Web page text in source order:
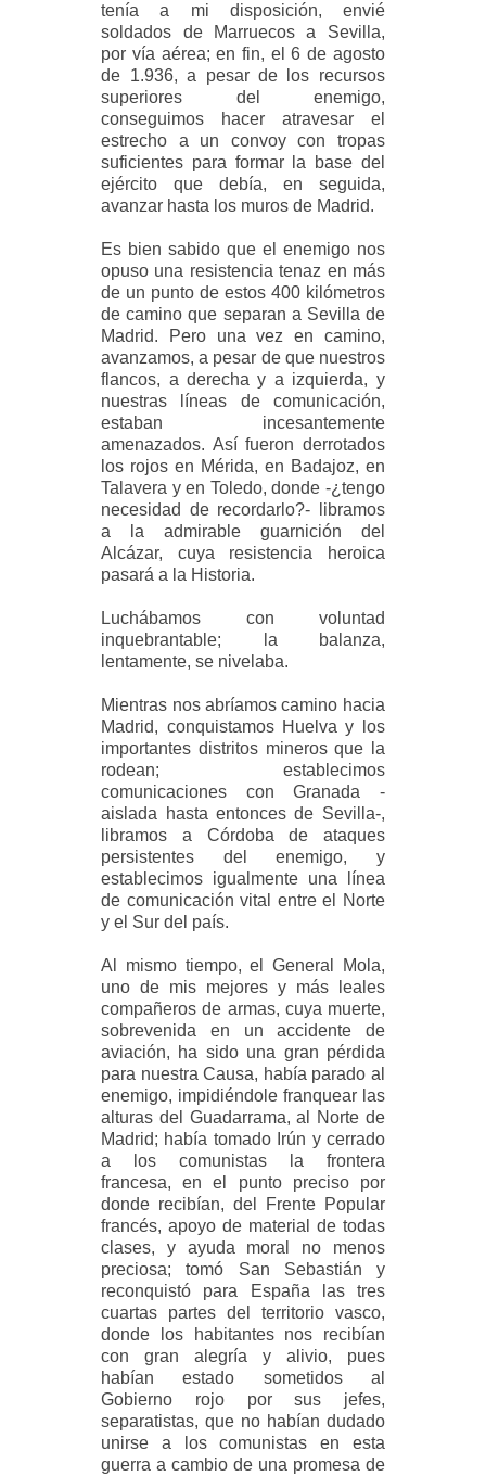
tenía a mi disposición, envié
soldados de Marruecos a Sevilla,
por vía aérea; en fin, el 6 de agosto
de 1.936, a pesar de los recursos
superiores del enemigo,
conseguimos hacer atravesar el
estrecho a un convoy con tropas
suficientes para formar la base del
ejército que debía, en seguida,
avanzar hasta los muros de Madrid.
Es bien sabido que el enemigo nos
opuso una resistencia tenaz en más
de un punto de estos 400 kilómetros
de camino que separan a Sevilla de
Madrid. Pero una vez en camino,
avanzamos, a pesar de que nuestros
flancos, a derecha y a izquierda, y
nuestras líneas de comunicación,
estaban incesantemente
amenazados. Así fueron derrotados
los rojos en Mérida, en Badajoz, en
Talavera y en Toledo, donde -¿tengo
necesidad de recordarlo?- libramos
a la admirable guarnición del
Alcázar, cuya resistencia heroica
pasará a la Historia.
Luchábamos con voluntad
inquebrantable; la balanza,
lentamente, se nivelaba.
Mientras nos abríamos camino hacia
Madrid, conquistamos Huelva y los
importantes distritos mineros que la
rodean; establecimos
comunicaciones con Granada -
aislada hasta entonces de Sevilla-,
libramos a Córdoba de ataques
persistentes del enemigo, y
establecimos igualmente una línea
de comunicación vital entre el Norte
y el Sur del país.
Al mismo tiempo, el General Mola,
uno de mis mejores y más leales
compañeros de armas, cuya muerte,
sobrevenida en un accidente de
aviación, ha sido una gran pérdida
para nuestra Causa, había parado al
enemigo, impidiéndole franquear las
alturas del Guadarrama, al Norte de
Madrid; había tomado Irún y cerrado
a los comunistas la frontera
francesa, en el punto preciso por
donde recibían, del Frente Popular
francés, apoyo de material de todas
clases, y ayuda moral no menos
preciosa; tomó San Sebastián y
reconquistó para España las tres
cuartas partes del territorio vasco,
donde los habitantes nos recibían
con gran alegría y alivio, pues
habían estado sometidos al
Gobierno rojo por sus jefes,
separatistas, que no habían dudado
unirse a los comunistas en esta
guerra a cambio de una promesa de